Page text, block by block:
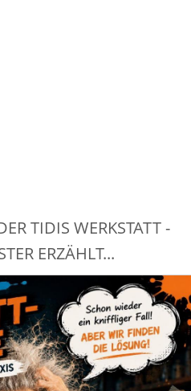
TIDIS WERKSTATT -
ERZÄHLT...